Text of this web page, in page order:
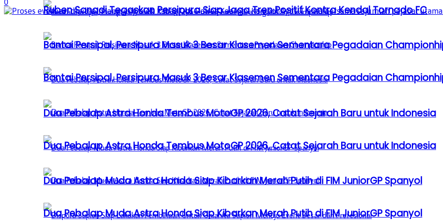
Bantai Persipal, Persipura Masuk 3 Besar Klasemen Sementara Pegadaian
Dua Pebalap Astra Honda Tembus MotoGP 2026, Catat Sejarah Baru untuk Indonesia
Dua Pebalap Muda Astra Honda Siap Kibarkan Merah Putih di FIM JuniorGP Spanyol
Ruben Sanadi Tegaskan Persipura Siap Jaga Tren Positif Kontra Kendal Tornado FC
Bantai Persipal, Persipura Masuk 3 Besar Klasemen Sementara Pegadaian
Dua Pebalap Astra Honda Tembus MotoGP 2026, Catat Sejarah Baru untuk Indonesia
Dua Pebalap Muda Astra Honda Siap Kibarkan Merah Putih di FIM JuniorGP Spanyol
0